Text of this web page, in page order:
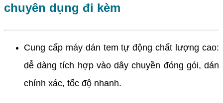
chuyên dụng đi kèm
Cung cấp máy dán tem tự động chất lượng cao:
dễ dàng tích hợp vào dây chuyền đóng gói, dán
chính xác, tốc độ nhanh.